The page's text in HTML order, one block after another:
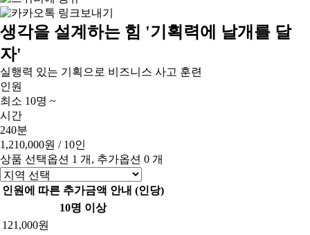
생각을 설계하는 힘 '기획력에 날개를 달
자'
실행력 있는 기획으로 비즈니스 사고 훈련
인원
최소 10명 ~
시간
240분
1,210,000원 / 10인
상품 선택옵션 1 개, 추가옵션 0 개
인원에 따른 추가금액 안내 (인당)
10명 이상
121,000원